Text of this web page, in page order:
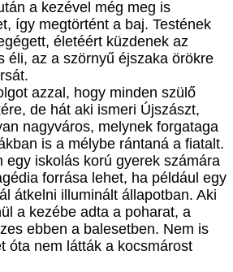
a kezével még meg is
így megtörtént a baj. Testének
életéért küzdenek az
éli, az a szörnyű éjszaka örökre
azzal, hogy minden szülő
de hát aki ismeri Újszászt,
nagyváros, melynek forgataga
is a mélybe rántaná a fiatalt.
egy iskolás korú gyerek számára
forrása lehet, ha például egy
átkelni illuminált állapotban. Aki
a kezébe adta a poharat, a
ebben a balesetben. Nem is
óta nem látták a kocsmárost